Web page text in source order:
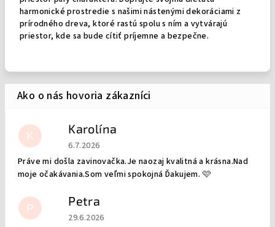
harmonické prostredie s našimi nástenými dekoráciami z
prírodného dreva, ktoré rastú spolu s ním a vytvárajú
priestor, kde sa bude cítiť príjemne a bezpečne.
K Karolína
Hodnotenie obchodu je 5 z 5 hviezdičiek.
6.7.2026
Práve mi došla zavinovačka.Je naozaj kvalitná a krásna.Nad
moje očakávania.Som veľmi spokojná Ďakujem. 🩷
P Petra
Hodnotenie obchodu je 5 z 5 hviezdičiek.
29.6.2026